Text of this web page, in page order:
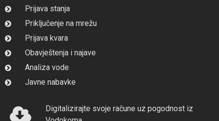
Prijava stanja
Priključenje na mrežu
Prijava kvara
Obavještenja i najave
Analiza vode
Javne nabavke
Digitalizirajte svoje račune uz pogodnost iz